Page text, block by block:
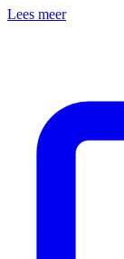
Lees meer